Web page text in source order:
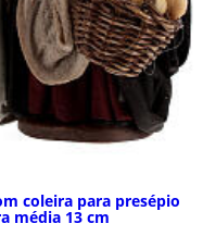
coleira para presépio
média 13 cm